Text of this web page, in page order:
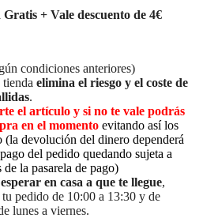
+ Vale descuento de 4€
condiciones anteriores)
elimina el riesgo y el coste de
.
el artículo y si no te vale podrás
en el momento evitando así los
(la devolución del dinero dependerá
del pedido quedando sujeta a
la pasarela de pago)
en casa a que te llegue,
pedido de 10:00 a 13:30 y de
lunes a viernes.